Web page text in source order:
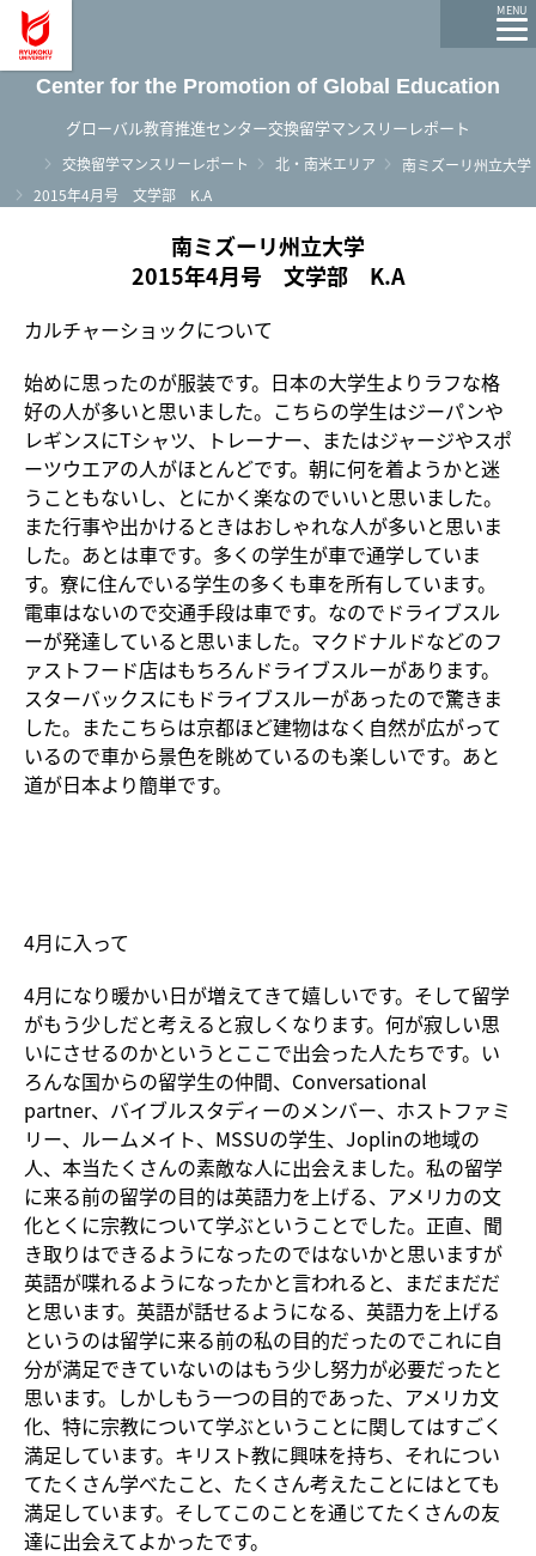
MENU
Center for the Promotion of Global Education
グローバル教育推進センター交換留学マンスリーレポート
ホーム
交換留学マンスリーレポート 北・南米エリア
南ミズーリ州立大学
2015年4月号 文学部 K.A
南ミズーリ州立大学
2015年4月号 文学部 K.A
カルチャーショックについて
始めに思ったのが服装です。日本の大学生よりラフな格
好の人が多いと思いました。こちらの学生はジーパンや
レギンスにTシャツ、トレーナー、またはジャージやスポ
ーツウエアの人がほとんどです。朝に何を着ようかと迷
うこともないし、とにかく楽なのでいいと思いました。
また行事や出かけるときはおしゃれな人が多いと思いま
した。あとは車です。多くの学生が車で通学していま
す。寮に住んでいる学生の多くも車を所有しています。
電車はないので交通手段は車です。なのでドライブスル
ーが発達していると思いました。マクドナルドなどのフ
ァストフード店はもちろんドライブスルーがあります。
スターバックスにもドライブスルーがあったので驚きま
した。またこちらは京都ほど建物はなく自然が広がって
いるので車から景色を眺めているのも楽しいです。あと
道が日本より簡単です。
4月に入って
4月になり暖かい日が増えてきて嬉しいです。そして留学
がもう少しだと考えると寂しくなります。何が寂しい思
いにさせるのかというとここで出会った人たちです。い
ろんな国からの留学生の仲間、Conversational
partner、バイブルスタディーのメンバー、ホストファミ
リー、ルームメイト、MSSUの学生、Joplinの地域の
人、本当たくさんの素敵な人に出会えました。私の留学
に来る前の留学の目的は英語力を上げる、アメリカの文
化とくに宗教について学ぶということでした。正直、聞
き取りはできるようになったのではないかと思いますが
英語が喋れるようになったかと言われると、まだまだだ
と思います。英語が話せるようになる、英語力を上げる
というのは留学に来る前の私の目的だったのでこれに自
分が満足できていないのはもう少し努力が必要だったと
思います。しかしもう一つの目的であった、アメリカ文
化、特に宗教について学ぶということに関してはすごく
満足しています。キリスト教に興味を持ち、それについ
てたくさん学べたこと、たくさん考えたことにはとても
満足しています。そしてこのことを通じてたくさんの友
達に出会えてよかったです。